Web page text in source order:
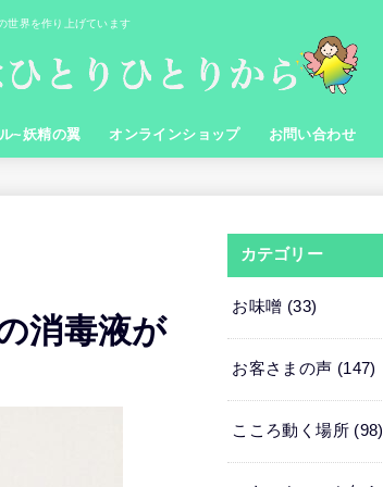
世界を作り上げています
~妖精の翼 オンラインショップ お問い合わせ
消毒液が
カテゴリー
お味噌 (33)
お客さまの声 (147)
こころ動く場所 (98)